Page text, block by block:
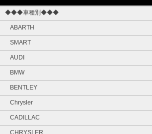
◆◆◆車種別◆◆◆
ABARTH
SMART
AUDI
BMW
BENTLEY
Chrysler
CADILLAC
CHRYSLER